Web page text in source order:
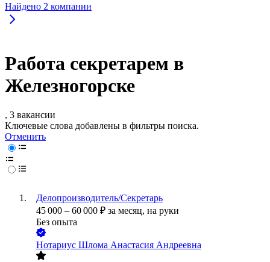
Найдено 2 компании
Работа секретарем в
Железногорске
, 3 вакансии
Ключевые слова добавлены в фильтры поиска.
Отменить
Делопроизводитель/Секретарь
45 000 – 60 000 ₽ за месяц, на руки
Без опыта
Нотариус Шлома Анастасия Андреевна